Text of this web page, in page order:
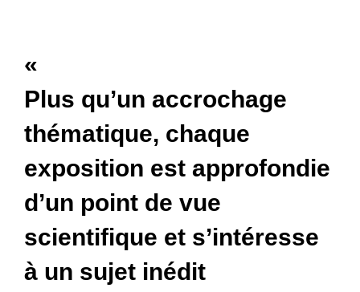
«
Plus qu’un accrochage
thématique, chaque
exposition est approfondie
d’un point de vue
scientifique et s’intéresse
à un sujet inédit